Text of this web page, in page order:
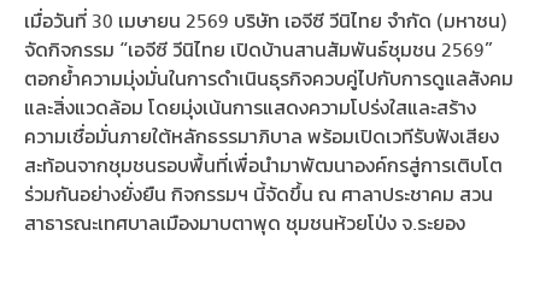
เมื่อวันที่ 30 เมษายน 2569 บริษัท เอจีซี วีนิไทย จำกัด (มหาชน)
จัดกิจกรรม “เอจีซี วีนิไทย เปิดบ้านสานสัมพันธ์ชุมชน 2569”
ตอกย้ำความมุ่งมั่นในการดำเนินธุรกิจควบคู่ไปกับการดูแลสังคม
และสิ่งแวดล้อม โดยมุ่งเน้นการแสดงความโปร่งใสและสร้าง
ความเชื่อมั่นภายใต้หลักธรรมาภิบาล พร้อมเปิดเวทีรับฟังเสียง
สะท้อนจากชุมชนรอบพื้นที่เพื่อนำมาพัฒนาองค์กรสู่การเติบโต
ร่วมกันอย่างยั่งยืน กิจกรรมฯ นี้จัดขึ้น ณ ศาลาประชาคม สวน
สาธารณะเทศบาลเมืองมาบตาพุด ชุมชนห้วยโป่ง จ.ระยอง